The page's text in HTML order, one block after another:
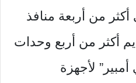
من أربعة منافذ
أكثر من أربع وحدات
“100 مللي أمبير” لأجهزة